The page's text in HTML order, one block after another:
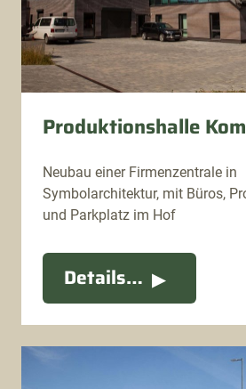
Produktionshalle
Neubau einer Firmenzentrale in
Symbolarchitektur, mit Büros,
und Parkplatz im Hof
Details…